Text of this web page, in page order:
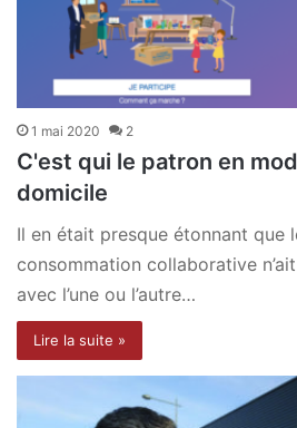
1 mai 2020 2
C'est qui le patron en
domicile
Il en était presque étonnant que
consommation collaborative
avec l’une ou l’autre…
Lire la suite »